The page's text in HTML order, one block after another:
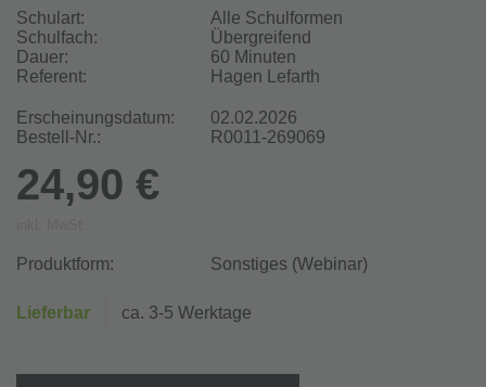
Schulart:
Alle Schulformen
Schulfach:
Übergreifend
Dauer:
60 Minuten
Referent:
Hagen Lefarth
Erscheinungsdatum:
02.02.2026
Bestell-Nr.:
R0011-269069
24,90 €
Produktform: Sonstiges (Webinar)
Lieferbar ca. 3-5 Werktage